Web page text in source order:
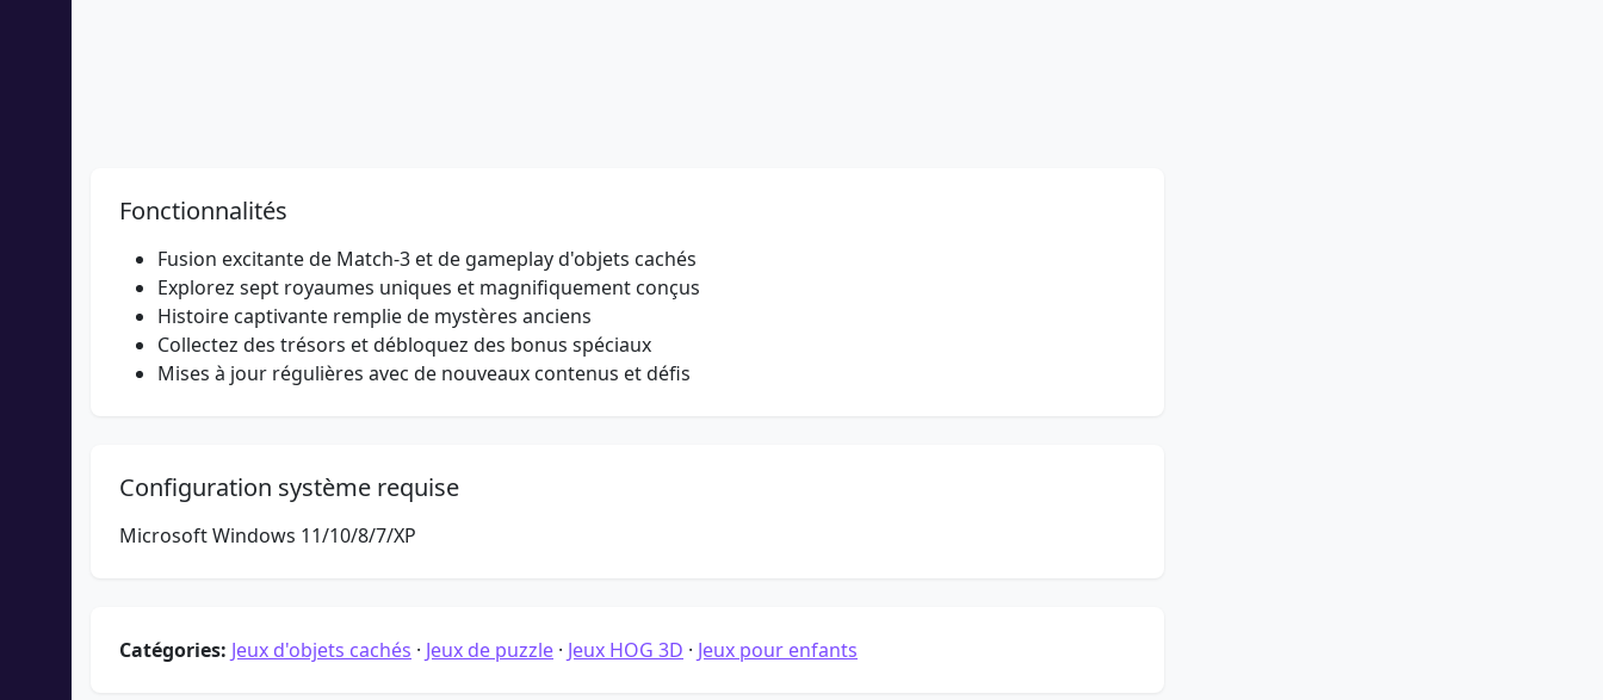
Fonctionnalités
Fusion excitante de Match-3 et de gameplay d'objets cachés
Explorez sept royaumes uniques et magnifiquement conçus
Histoire captivante remplie de mystères anciens
Collectez des trésors et débloquez des bonus spéciaux
Mises à jour régulières avec de nouveaux contenus et défis
Configuration système requise
Microsoft Windows 11/10/8/7/XP
Catégories: Jeux d'objets cachés · Jeux de puzzle · Jeux HOG 3D · Jeux pour enfants